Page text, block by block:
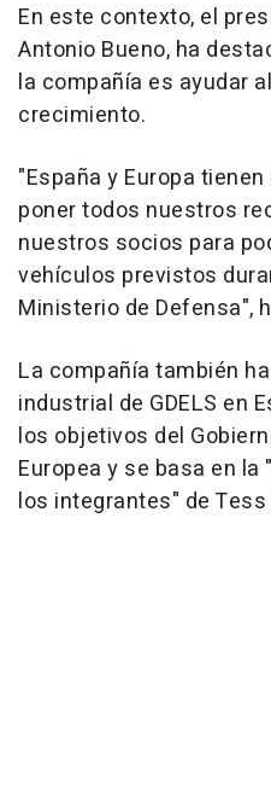
En este contexto, el
Antonio Bueno, ha
la compañía es ayudar
crecimiento.
"España y Europa
poner todos nuestros
nuestros socios para
vehículos previstos
Ministerio de Defensa",
La compañía también
industrial de GDELS en
los objetivos del
Europea y se basa en
los integrantes" de